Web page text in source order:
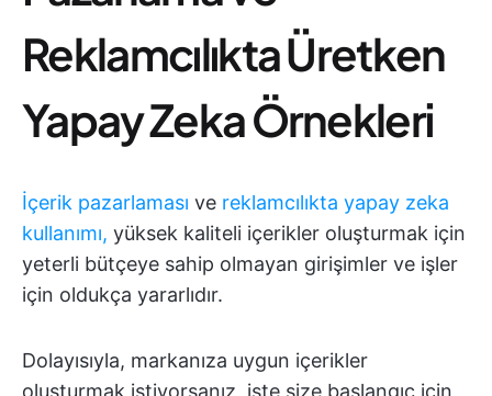
Reklamcılıkta Üretken
Yapay Zeka Örnekleri
İçerik pazarlaması ve reklamcılıkta yapay zeka
kullanımı, yüksek kaliteli içerikler oluşturmak için
yeterli bütçeye sahip olmayan girişimler ve işler
için oldukça yararlıdır.
Dolayısıyla, markanıza uygun içerikler